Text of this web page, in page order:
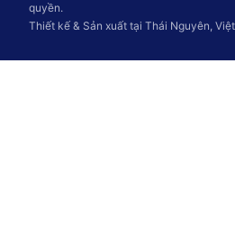
quyền.
Thiết kế & Sản xuất tại Thái Nguyên,